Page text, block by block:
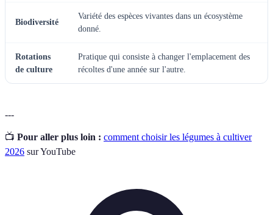
Biodiversité
Variété des espèces vivantes dans un écosystème
donné.
Rotations
de culture
Pratique qui consiste à changer l'emplacement des
récoltes d'une année sur l'autre.
---
📺 Pour aller plus loin : comment choisir les légumes à cultiver
2026 sur YouTube